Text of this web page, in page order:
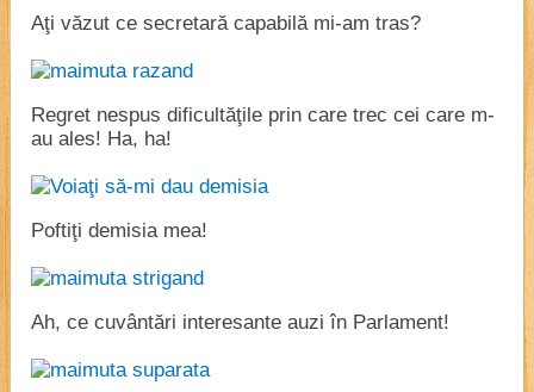
Aţi văzut ce secretară capabilă mi-am tras?
Regret nespus dificultăţile prin care trec cei care m-
au ales! Ha, ha!
Poftiţi demisia mea!
Ah, ce cuvântări interesante auzi în Parlament!